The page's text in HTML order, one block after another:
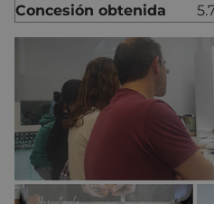
Concesión obtenida